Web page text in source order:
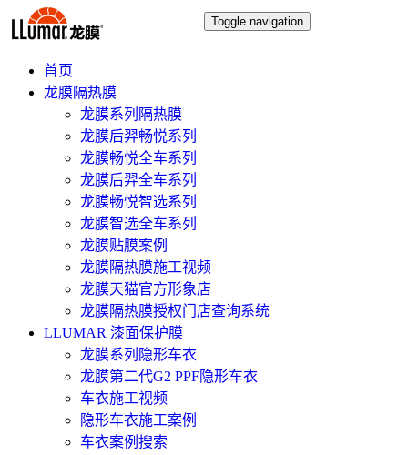
Toggle navigation
首页
龙膜隔热膜
龙膜系列隔热膜
龙膜后羿畅悦系列
龙膜畅悦全车系列
龙膜后羿全车系列
龙膜畅悦智选系列
龙膜智选全车系列
龙膜贴膜案例
龙膜隔热膜施工视频
龙膜天猫官方形象店
龙膜隔热膜授权门店查询系统
LLUMAR 漆面保护膜
龙膜系列隐形车衣
龙膜第二代G2 PPF隐形车衣
车衣施工视频
隐形车衣施工案例
车衣案例搜索